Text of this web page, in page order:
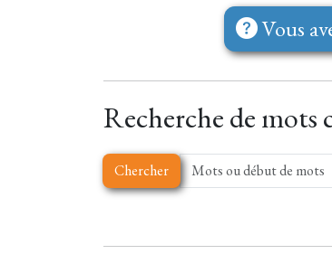
Vous
Recherche de mots
Chercher